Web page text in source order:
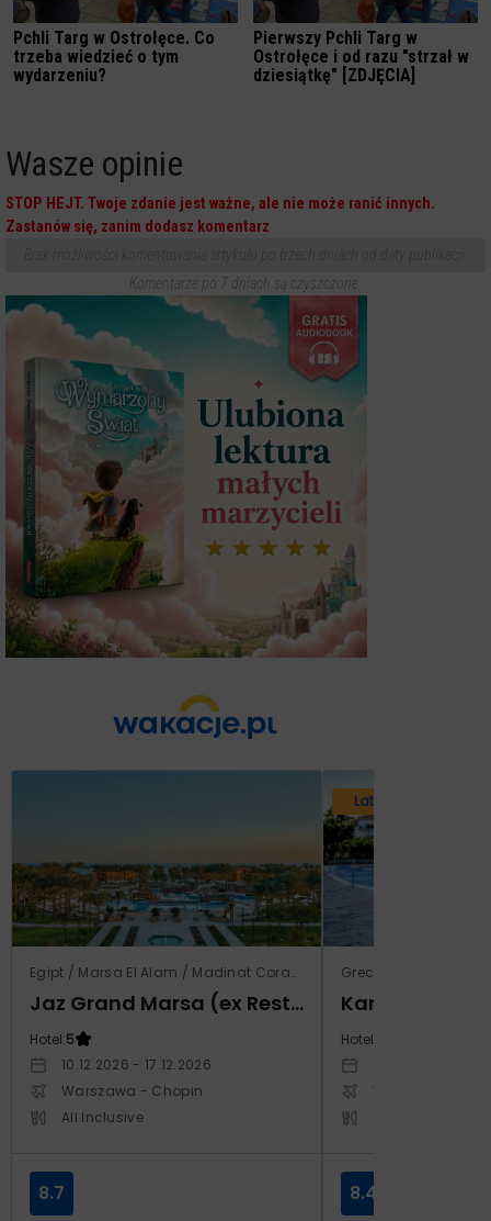
Pchli Targ w Ostrołęce. Co
trzeba wiedzieć o tym
wydarzeniu?
Pierwszy Pchli Targ w
Ostrołęce i od razu "strzał w
dziesiątkę" [ZDJĘCIA]
Wasze opinie
STOP HEJT. Twoje zdanie jest ważne, ale nie może ranić innych.
Zastanów się, zanim dodasz komentarz
Komentarze po 7 dniach są czyszczone.
Egipt / Marsa El Alam / Madinat Coraya
Jaz Grand Marsa (ex Resta Grand Resort)
Hotel:5
10.12.2026 - 17.12.2026
Warszawa - Chopin
All Inclusive
8.7
Lato 2026
Grecja / Samos /
Kampos
Hotel:
Warszawa -
8.4